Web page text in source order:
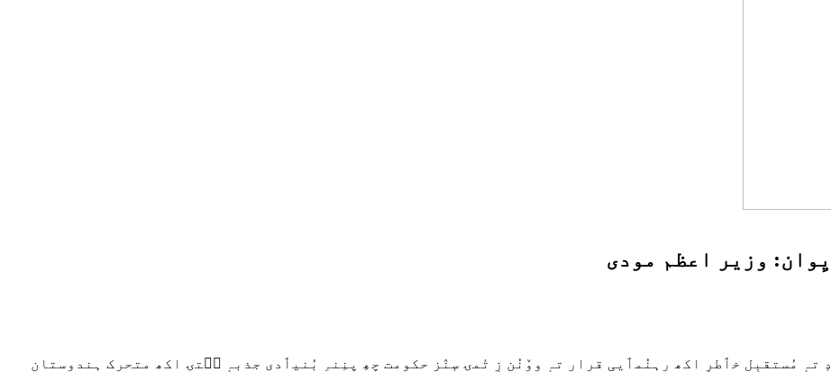
وزیر اعظم مودی
تہٕ مُستقبِل خٲطرٕ اکھ رہنُمٲیی قرار تہٕ ووٚنُن زِ تٔمۍ سٕنٛز حکومت چھِ پنِنہِ بُنیٲدی جذبہٕ سۭتۍ اکھ متحرک ہندوستان